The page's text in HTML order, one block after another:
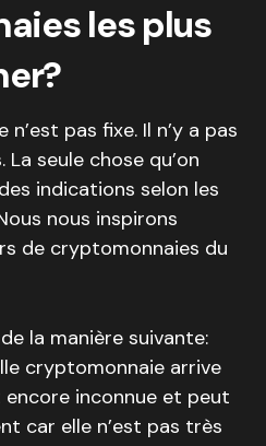
les plus
pas fixe. Il n’y a pas
seule chose qu’on
indications selon les
nous inspirons
de cryptomonnaies du
la manière suivante:
cryptomonnaie arrive
encore inconnue et peut
car elle n’est pas très